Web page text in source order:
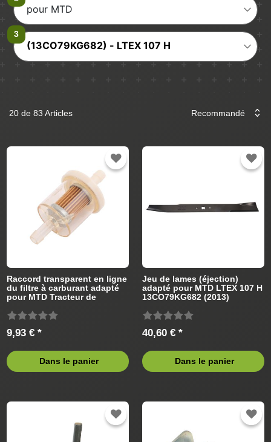
pour MTD
(13CO79KG682) - LTEX 107 H
20 de 83 Articles
Raccord transparent en ligne
du filtre à carburant adapté
pour MTD Tracteur de
9,93 € *
Dans le panier
Jeu de lames (éjection)
adapté pour MTD LTEX 107 H
13CO79KG682 (2013)
40,60 € *
Dans le panier